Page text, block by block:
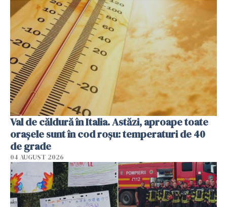
Val de căldură în Italia. Astăzi, aproape toate
orașele sunt în cod roșu: temperaturi de 40
de grade
04 AUGUST 2026